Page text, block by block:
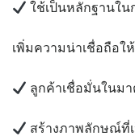
ใช้เป็นหลักฐานใ
เพิ่มความน่าเชื่อถือใ
ลูกค้าเชื่อมั่นในม
สร้างภาพลักษณ์ที่